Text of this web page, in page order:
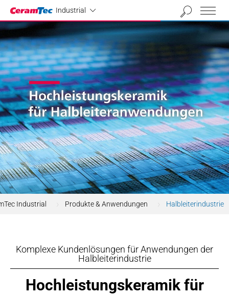
Industrial
Industrial
Industrial Produkte & Anwendungen Halbleiterindustrie
Komplexe Kundenlösungen für Anwendungen der
Halbleiterindustrie
Hochleistungskeramik für